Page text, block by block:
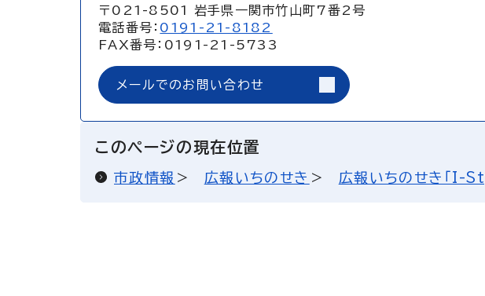
〒021-8501 岩手県一関市竹山町7番2号
電話番号： 0191-21-8182
FAX番号：0191-21-5733
メールでのお問い合わせ
このページの現在位置
市政情報 広報いちのせき 広報いちのせき「I-